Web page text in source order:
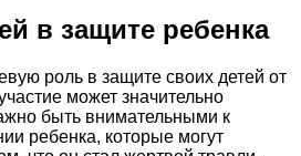
в защите ребенка
роль в защите своих детей от
может значительно
быть внимательными к
ребенка, которые могут